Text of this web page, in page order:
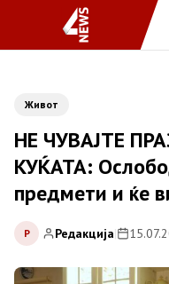
Живот
НЕ ЧУВАЈТЕ
КУЌАТА:
предмети и ќе
Р Редакција|